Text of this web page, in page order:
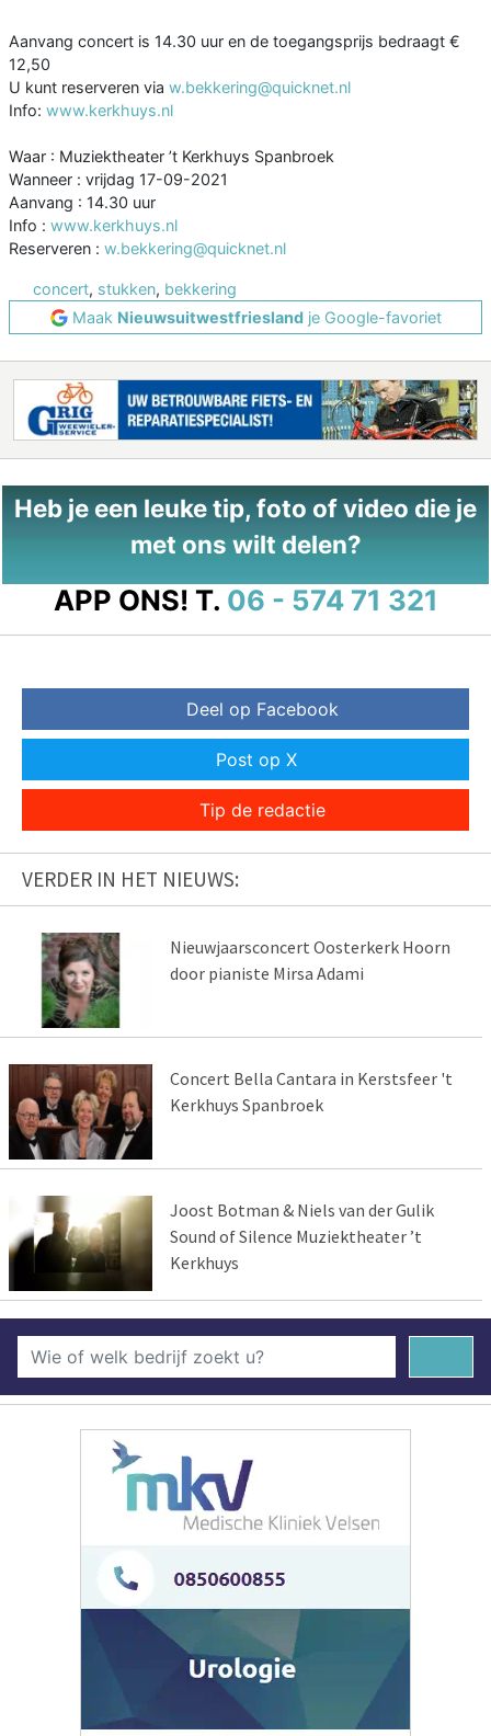
Aanvang concert is 14.30 uur en de toegangsprijs bedraagt €
12,50
U kunt reserveren via w.bekkering@quicknet.nl
Info: www.kerkhuys.nl
Waar : Muziektheater ’t Kerkhuys Spanbroek
Wanneer : vrijdag 17-09-2021
Aanvang : 14.30 uur
Info : www.kerkhuys.nl
Reserveren : w.bekkering@quicknet.nl
concert, stukken, bekkering
Maak Nieuwsuitwestfrieslandje Google-favoriet
Heb je een leuke tip, foto of video die je
met ons wilt delen?
APP ONS! T. 06 - 574 71 321
Deel op Facebook
Post op X
Tip de redactie
VERDER IN HET NIEUWS:
Nieuwjaarsconcert Oosterkerk Hoorn
door pianiste Mirsa Adami
Concert Bella Cantara in Kerstsfeer 't
Kerkhuys Spanbroek
Joost Botman & Niels van der Gulik
Sound of Silence Muziektheater ’t
Kerkhuys